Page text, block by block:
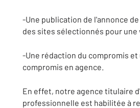
-Une publication de l'annonce
des sites sélectionnés pour
-Une rédaction du compromis
compromis en agence.
En effet, notre agence titulaire
professionnelle est habilitée à